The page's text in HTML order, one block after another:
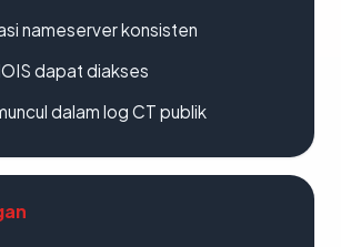
nameserver konsisten
dapat diakses
dalam log CT publik